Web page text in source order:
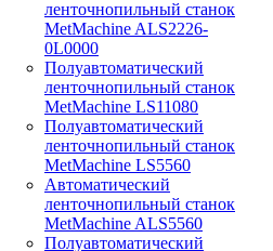
ленточнопильный станок
MetMachine ALS2226-
0L0000
Полуавтоматический
ленточнопильный станок
MetMachine LS11080
Полуавтоматический
ленточнопильный станок
MetMachine LS5560
Автоматический
ленточнопильный станок
MetMachine ALS5560
Полуавтоматический